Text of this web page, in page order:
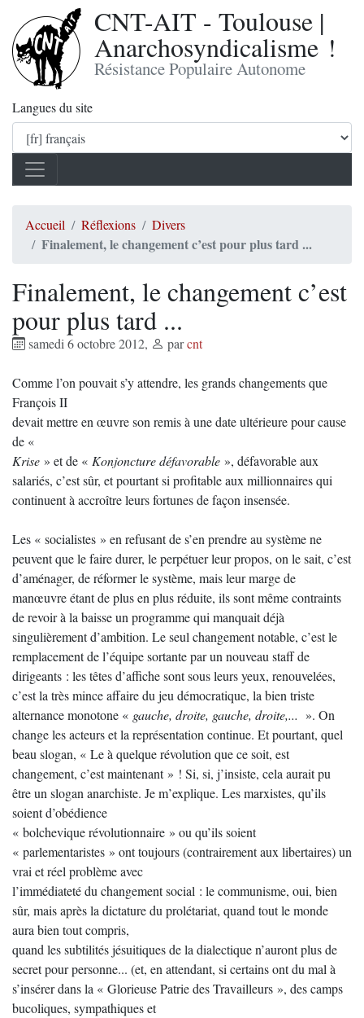
CNT-AIT - Toulouse |
Anarchosyndicalisme !
Résistance Populaire Autonome
Langues du site
Accueil Réflexions Divers
Finalement, le changement c’est pour plus tard ...
Finalement, le changement c’est
pour plus tard ...
samedi 6 octobre 2012, parcnt
Comme l’on pouvait s’y attendre, les grands changements que
François II
devait mettre en œuvre son remis à une date ultérieure pour cause
de «
Krise » et de « Konjoncture défavorable », défavorable aux
salariés, c’est sûr, et pourtant si profitable aux millionnaires qui
continuent à accroître leurs fortunes de façon insensée.
Les « socialistes » en refusant de s’en prendre au système ne
peuvent que le faire durer, le perpétuer leur propos, on le sait, c’est
d’aménager, de réformer le système, mais leur marge de
manœuvre étant de plus en plus réduite, ils sont même contraints
de revoir à la baisse un programme qui manquait déjà
singulièrement d’ambition. Le seul changement notable, c’est le
remplacement de l’équipe sortante par un nouveau staff de
dirigeants : les têtes d’affiche sont sous leurs yeux, renouvelées,
c’est la très mince affaire du jeu démocratique, la bien triste
alternance monotone « gauche, droite, gauche, droite,... ». On
change les acteurs et la représentation continue. Et pourtant, quel
beau slogan, « Le à quelque révolution que ce soit, est
changement, c’est maintenant » ! Si, si, j’insiste, cela aurait pu
être un slogan anarchiste. Je m’explique. Les marxistes, qu’ils
soient d’obédience
« bolchevique révolutionnaire » ou qu’ils soient
« parlementaristes » ont toujours (contrairement aux libertaires) un
vrai et réel problème avec
l’immédiateté du changement social : le communisme, oui, bien
sûr, mais après la dictature du prolétariat, quand tout le monde
aura bien tout compris,
quand les subtilités jésuitiques de la dialectique n’auront plus de
secret pour personne... (et, en attendant, si certains ont du mal à
s’insérer dans la « Glorieuse Patrie des Travailleurs », des camps
bucoliques, sympathiques et